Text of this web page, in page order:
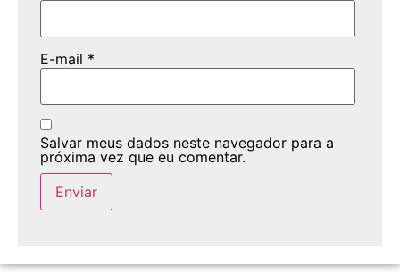
E-mail *
Salvar meus dados neste navegador para a
próxima vez que eu comentar.